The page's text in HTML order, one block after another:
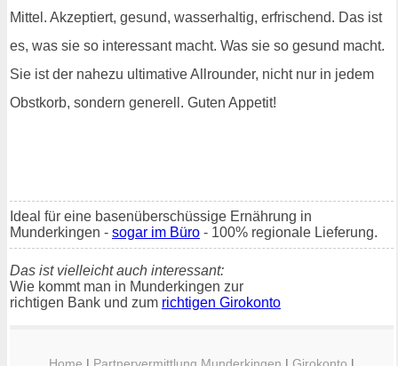
Mittel. Akzeptiert, gesund, wasserhaltig, erfrischend. Das ist
es, was sie so interessant macht. Was sie so gesund macht.
Sie ist der nahezu ultimative Allrounder, nicht nur in jedem
Obstkorb, sondern generell. Guten Appetit!
Ideal für eine basenüberschüssige Ernährung in
Munderkingen - sogar im Büro - 100% regionale Lieferung.
Das ist vielleicht auch interessant:
Wie kommt man in Munderkingen zur
richtigen Bank und zum richtigen Girokonto